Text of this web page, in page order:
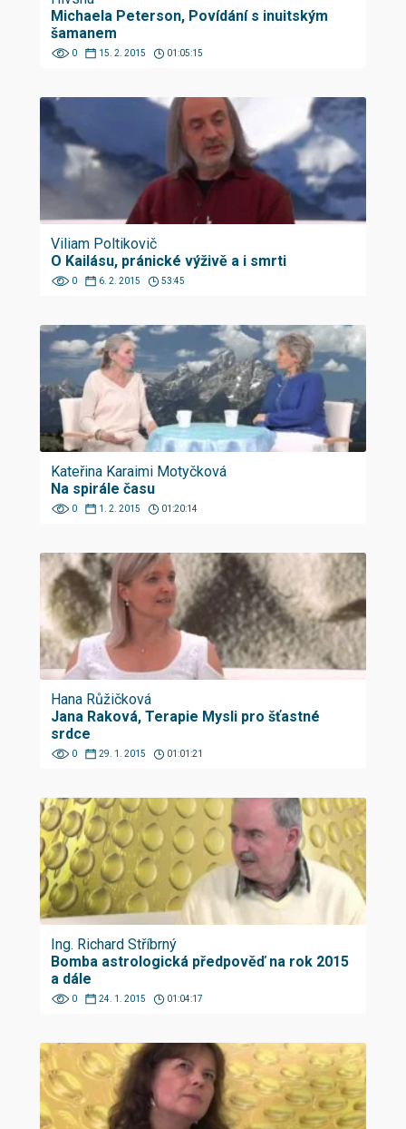
Michaela Peterson, Povídání s inuitským
šamanem
0 15. 2. 2015 01:05:15
Viliam Poltikovič
O Kailásu, pránické výživě a i smrti
0 6. 2. 2015 53:45
Kateřina Karaimi Motyčková
Na spirále času
0 1. 2. 2015 01:20:14
Hana Růžičková
Jana Raková, Terapie Mysli pro šťastné
srdce
0 29. 1. 2015 01:01:21
Ing. Richard Stříbrný
Bomba astrologická předpověď na rok 2015
a dále
0 24. 1. 2015 01:04:17